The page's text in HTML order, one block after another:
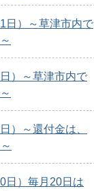
日）～草津市内で
）～草津市内で
）～還付金は、
日）毎月20日は